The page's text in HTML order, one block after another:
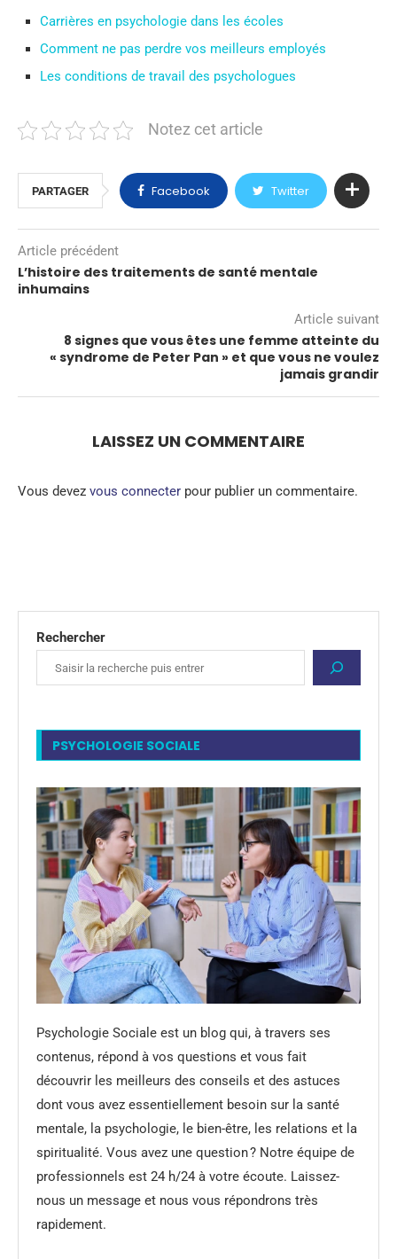
Carrières en psychologie dans les écoles
Comment ne pas perdre vos meilleurs employés
Les conditions de travail des psychologues
Notez cet article
PARTAGER Facebook Twitter
Article précédent
L’histoire des traitements de santé mentale
inhumains
Article suivant
8 signes que vous êtes une femme atteinte du
« syndrome de Peter Pan » et que vous ne voulez
jamais grandir
LAISSEZ UN COMMENTAIRE
Vous devez vous connecter pour publier un commentaire.
Rechercher
PSYCHOLOGIE SOCIALE
Psychologie Sociale est un blog qui, à travers ses
contenus, répond à vos questions et vous fait
découvrir les meilleurs des conseils et des astuces
dont vous avez essentiellement besoin sur la santé
mentale, la psychologie, le bien-être, les relations et la
spiritualité. Vous avez une question ? Notre équipe de
professionnels est 24 h/24 à votre écoute. Laissez-
nous un message et nous vous répondrons très
rapidement.